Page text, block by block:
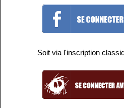
Soit via l'inscription